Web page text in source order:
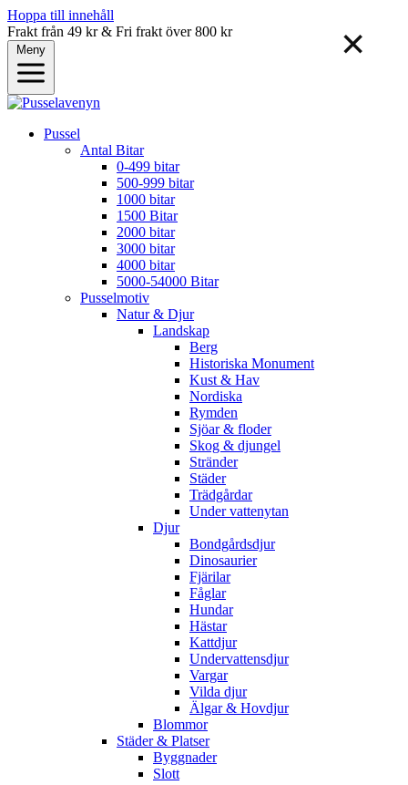
Hoppa till innehåll
Frakt från 49 kr & Fri frakt över 800 kr
Meny
Pussel
Antal Bitar
0-499 bitar
500-999 bitar
1000 bitar
1500 Bitar
2000 bitar
3000 bitar
4000 bitar
5000-54000 Bitar
Pusselmotiv
Natur & Djur
Landskap
Berg
Historiska Monument
Kust & Hav
Nordiska
Rymden
Sjöar & floder
Skog & djungel
Stränder
Städer
Trädgårdar
Under vattenytan
Djur
Bondgårdsdjur
Dinosaurier
Fjärilar
Fåglar
Hundar
Hästar
Kattdjur
Undervattensdjur
Vargar
Vilda djur
Älgar & Hovdjur
Blommor
Städer & Platser
Byggnader
Slott
✕